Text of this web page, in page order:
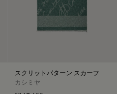
スクリットパターン スカーフ
カシミヤ